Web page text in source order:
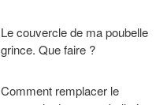
Le couvercle de ma poubelle
grince. Que faire ?
Comment remplacer le